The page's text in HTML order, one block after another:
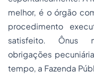
melhor, é o órgão
procedimento
satisfeito. Ônus
obrigações
tempo, a Fazenda